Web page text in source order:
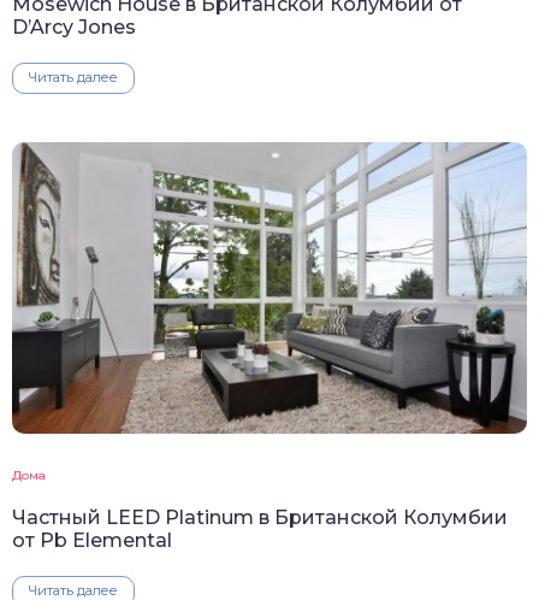
D’Arcy Jones
Читать далее
Дома
Частный LEED Platinum в Британской Колумбии
от Pb Elemental
Читать далее